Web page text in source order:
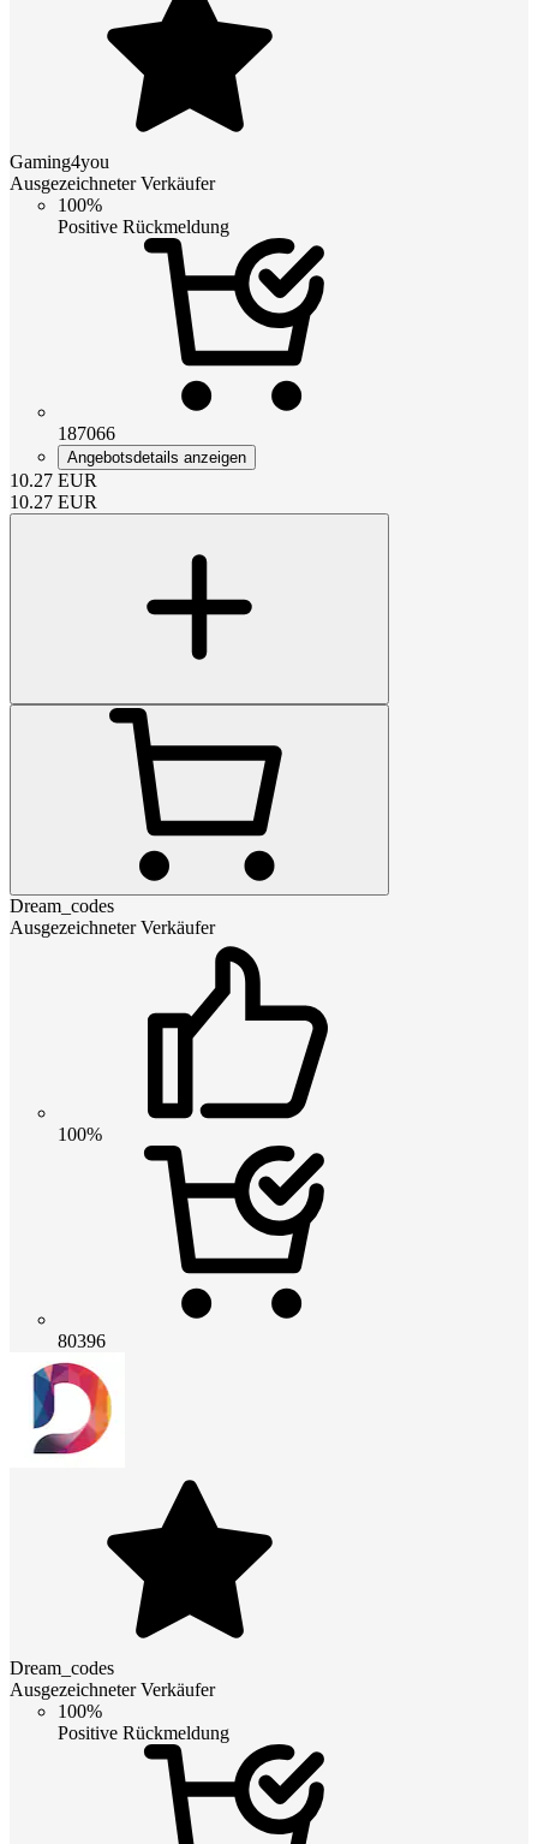
Gaming4you
Ausgezeichneter Verkäufer
100%
Positive Rückmeldung
187066
Angebotsdetails anzeigen
10.27 EUR
10.27 EUR
Dream_codes
Ausgezeichneter Verkäufer
100%
80396
Dream_codes
Ausgezeichneter Verkäufer
100%
Positive Rückmeldung